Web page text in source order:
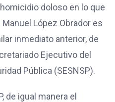
doloso en lo que
López Obrador es
inmediato anterior, de
Ejecutivo del
Pública (SESNSP).
de igual manera el